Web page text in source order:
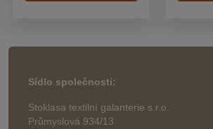
Sídlo společnosti:
Stoklasa textilní galanterie s.r.o.
Průmyslová 934/13